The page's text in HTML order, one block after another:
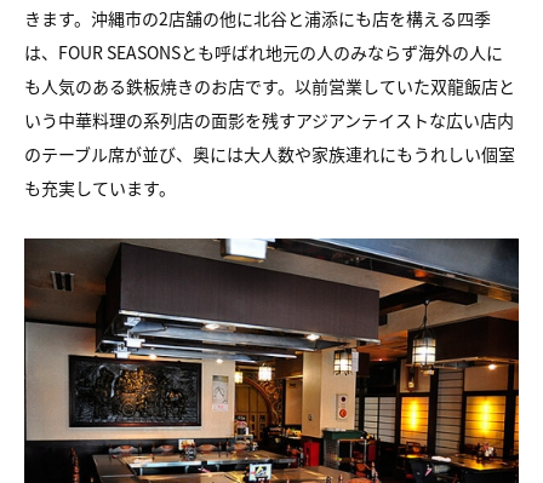
きます。沖縄市の2店舗の他に北谷と浦添にも店を構える四季
は、FOUR SEASONSとも呼ばれ地元の人のみならず海外の人に
も人気のある鉄板焼きのお店です。以前営業していた双龍飯店と
いう中華料理の系列店の面影を残すアジアンテイストな広い店内
のテーブル席が並び、奥には大人数や家族連れにもうれしい個室
も充実しています。